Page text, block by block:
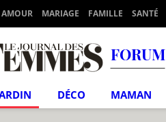
AMOUR MARIAGE FAMILLE SANTÉ
FORUM
DÉCO MAMAN